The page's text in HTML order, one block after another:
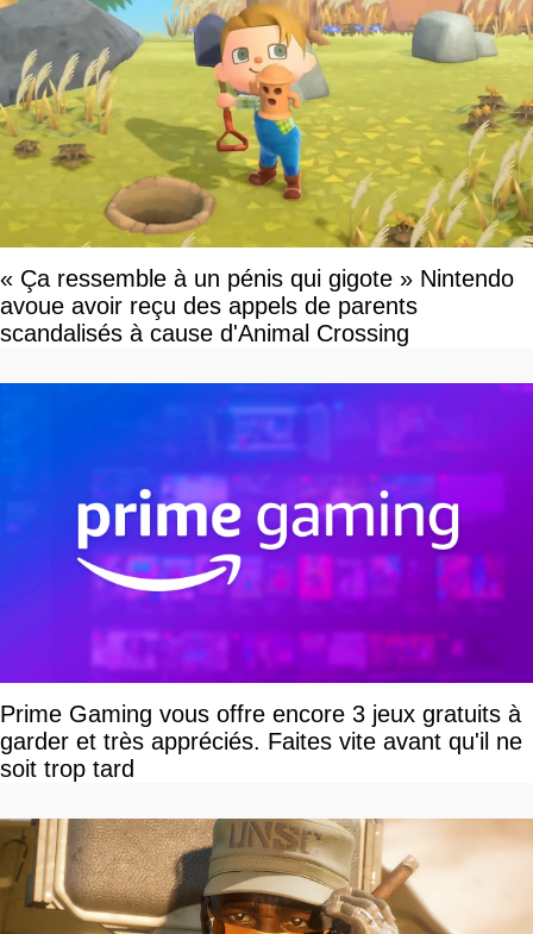
« Ça ressemble à un pénis qui gigote » Nintendo
avoue avoir reçu des appels de parents
scandalisés à cause d'Animal Crossing
Prime Gaming vous offre encore 3 jeux gratuits à
garder et très appréciés. Faites vite avant qu'il ne
soit trop tard